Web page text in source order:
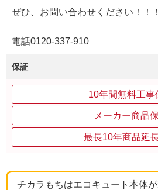
ぜひ、お問い合わせください！！！
電話0120-337-910
保証
10年間無料工事
メーカー商品
最長10年商品延
チカラもちはエコキュート本体